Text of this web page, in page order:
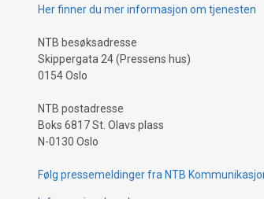
Her finner du mer informasjon om tjenesten
NTB besøksadresse
Skippergata 24 (Pressens hus)
0154 Oslo
NTB postadresse
Boks 6817 St. Olavs plass
N-0130 Oslo
Følg pressemeldinger fra NTB